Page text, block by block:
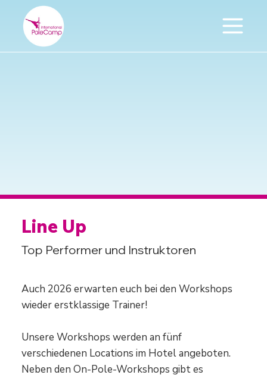
Line Up
Top Performer und Instruktoren
Auch 2026 erwarten euch bei den Workshops
wieder erstklassige Trainer!
Unsere Workshops werden an fünf
verschiedenen Locations im Hotel angeboten.
Neben den On-Pole-Workshops gibt es